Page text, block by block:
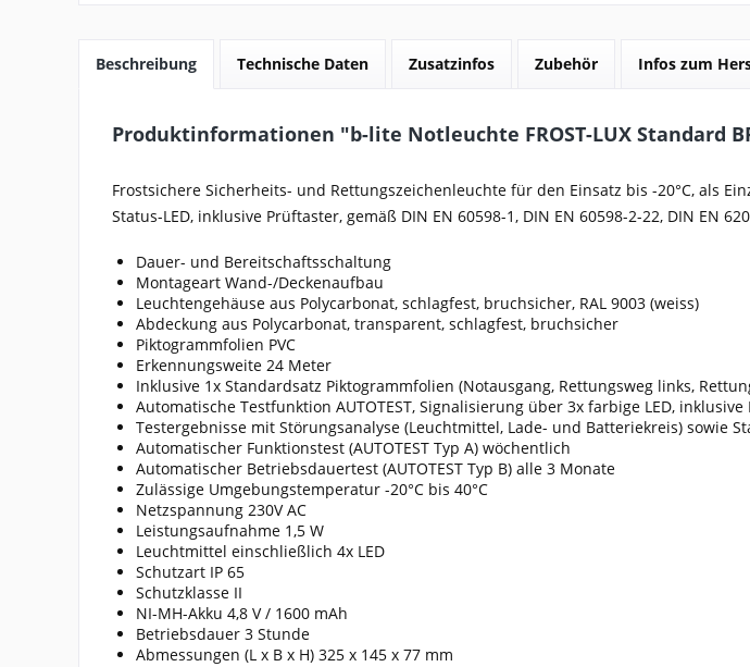
Beschreibung Technische Daten Zusatzinfos Zubehör Infos zum
Produktinformationen "b-lite Notleuchte FROST-LUX Standard
Frostsichere Sicherheits- und Rettungszeichenleuchte für den Einsatz bis -20°C, als
Status-LED, inklusive Prüftaster, gemäß DIN EN 60598-1, DIN EN 60598-2-22, DIN EN
Dauer- und Bereitschaftsschaltung
Montageart Wand-/Deckenaufbau
Leuchtengehäuse aus Polycarbonat, schlagfest, bruchsicher, RAL 9003 (weiss)
Abdeckung aus Polycarbonat, transparent, schlagfest, bruchsicher
Piktogrammfolien PVC
Erkennungsweite 24 Meter
Inklusive 1x Standardsatz Piktogrammfolien (Notausgang, Rettungsweg links,
Automatische Testfunktion AUTOTEST, Signalisierung über 3x farbige LED,
Testergebnisse mit Störungsanalyse (Leuchtmittel, Lade- und Batteriekreis) sowie
Automatischer Funktionstest (AUTOTEST Typ A) wöchentlich
Automatischer Betriebsdauertest (AUTOTEST Typ B) alle 3 Monate
Zulässige Umgebungstemperatur -20°C bis 40°C
Netzspannung 230V AC
Leistungsaufnahme 1,5 W
Leuchtmittel einschließlich 4x LED
Schutzart IP 65
Schutzklasse II
NI-MH-Akku 4,8 V / 1600 mAh
Betriebsdauer 3 Stunde
Abmessungen (L x B x H) 325 x 145 x 77 mm